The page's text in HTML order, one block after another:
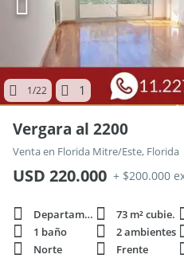
1/22 1
Vergara al 2200
Venta en Florida Mitre/Este, Florida
USD 220.000 + $200.000
Departamento 73 m² cubie.
1 baño
2 ambientes
Norte
Frente